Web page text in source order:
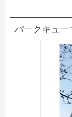
パークキュー